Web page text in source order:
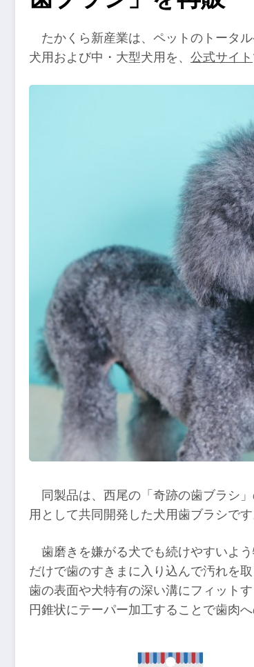
たかくら新産業は、ペットのトータ
犬用および中・大型犬用を、 公式サイト
同製品は、西尾の「奇跡の歯ブラシ
用として共同開発した犬用歯ブラシです
歯磨きを嫌がる犬でも続けやすいよ
だけで歯のすきまに入り込んで汚れを
歯の表面や犬特有の深い溝にフィット
円錐状にテーパー加工することで歯肉